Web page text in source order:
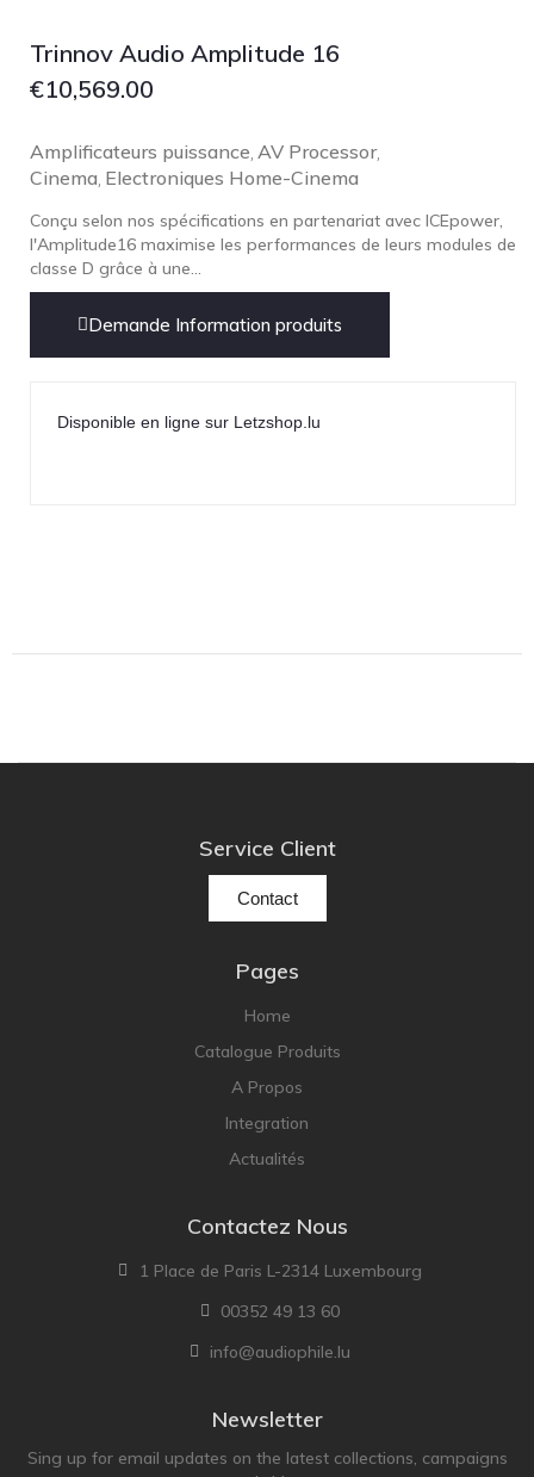
Trinnov Audio Amplitude 16
€10,569.00
Amplificateurs puissance AV Processor,
Cinema Electroniques Home-Cinema
Conçu selon nos spécifications en partenariat avec ICEpower,
l'Amplitude16 maximise les performances de leurs modules de
classe D grâce à une...
Demande Information produits
Disponible en ligne sur Letzshop.lu
Service Client
Contact
Pages
Home
Catalogue Produits
A Propos
Integration
Actualités
Contactez Nous
1 Place de Paris L-2314 Luxembourg
00352 49 13 60
info@audiophile.lu
Newsletter
Sing up for email updates on the latest collections, campaigns